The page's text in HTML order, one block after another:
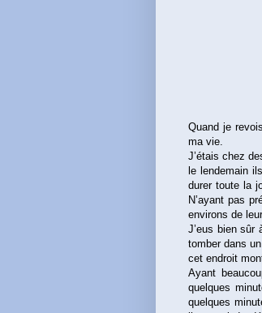
Quand je
ma vie.
J’étais chez
le lendemain
durer toute la
N’ayant pas
environs de
J’eus bien sûr
tomber dans
cet endroit
Ayant
quelques
quelques